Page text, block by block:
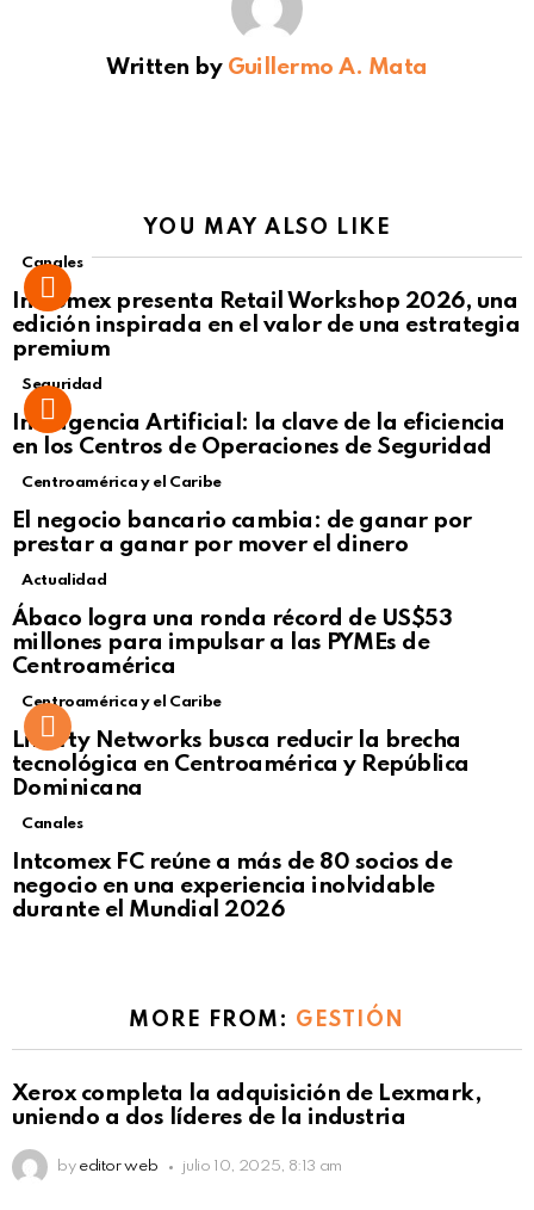
Written by Guillermo A. Mata
YOU MAY ALSO LIKE
Canales
Intcomex presenta Retail Workshop 2026, una
edición inspirada en el valor de una estrategia
premium
Seguridad
Inteligencia Artificial: la clave de la eficiencia
en los Centros de Operaciones de Seguridad
Centroamérica y el Caribe
El negocio bancario cambia: de ganar por
prestar a ganar por mover el dinero
Not Safe For Work
Click to view this post
Actualidad
Ábaco logra una ronda récord de US$53
millones para impulsar a las PYMEs de
Centroamérica
Centroamérica y el Caribe
Liberty Networks busca reducir la brecha
tecnológica en Centroamérica y República
Dominicana
Canales
Intcomex FC reúne a más de 80 socios de
negocio en una experiencia inolvidable
durante el Mundial 2026
MORE FROM: GESTIÓN
Xerox completa la adquisición de Lexmark,
uniendo a dos líderes de la industria
by editor web julio 10, 2025, 8:13 am